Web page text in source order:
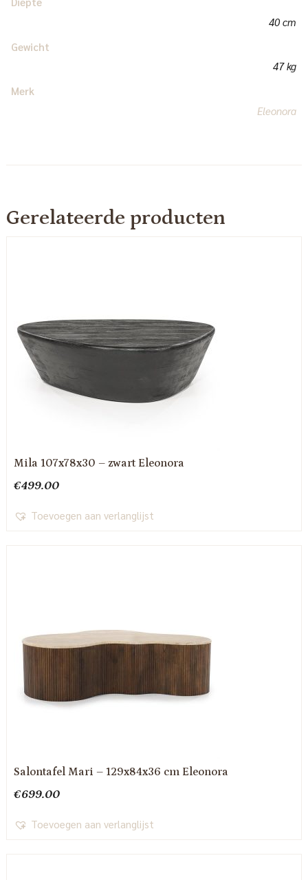
40 cm
Gewicht
47 kg
Merk
Eleonora
Gerelateerde producten
Mila 107x78x30 – zwart Eleonora
€499.00
Toevoegen aan verlanglijst
Salontafel Mari – 129x84x36 cm Eleonora
€699.00
Toevoegen aan verlanglijst